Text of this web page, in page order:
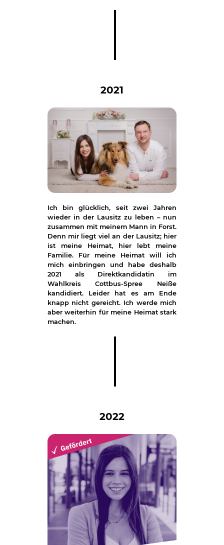
2021
Ich bin glücklich, seit zwei Jahren
wieder in der Lausitz zu leben – nun
zusammen mit meinem Mann in Forst.
Denn mir liegt viel an der Lausitz; hier
ist meine Heimat, hier lebt meine
Familie. Für meine Heimat will ich
mich einbringen und habe deshalb
2021 als Direktkandidatin im
Wahlkreis Cottbus-Spree Neiße
kandidiert. Leider hat es am Ende
knapp nicht gereicht. Ich werde mich
aber weiterhin für meine Heimat stark
machen.
2022